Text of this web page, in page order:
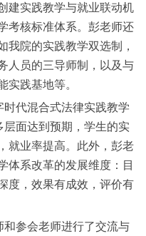
建实践教学与就业联动机
考核标准体系。彭老师还
我院的实践教学双选制，
人员的三导师制，以及与
实践基地等。
代混合式法律实践教学
层面达到预期，学生的实
就业率提高。此外，彭老
体系改革的发展维度：目
度，效果有成效，评价有
参会老师进行了交流与